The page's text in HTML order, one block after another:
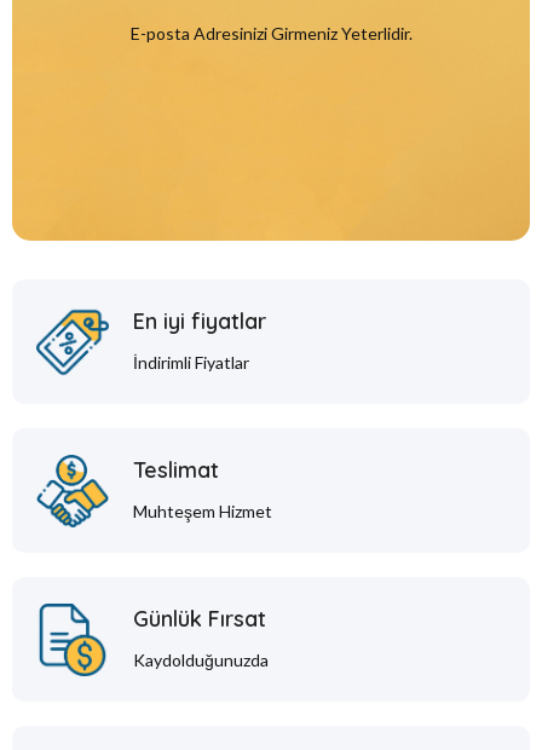
E-posta Adresinizi Girmeniz Yeterlidir.
En iyi fiyatlar
İndirimli Fiyatlar
Teslimat
Muhteşem Hizmet
Günlük Fırsat
Kaydolduğunuzda